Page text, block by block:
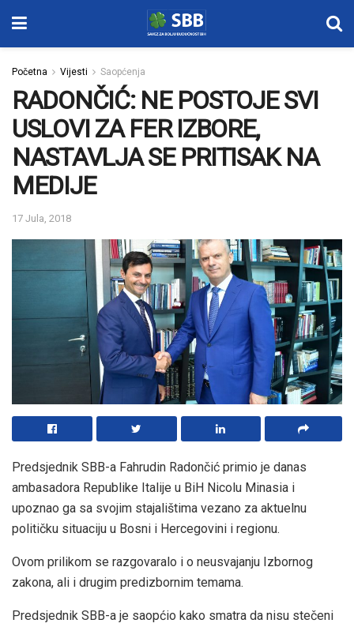
Početna Vijesti Saopćenja
RADONČIĆ: NE POSTOJE SVI
USLOVI ZA FER IZBORE,
NASTAVLJA SE PRITISAK NA
MEDIJE
17 Jula, 2018
Predsjednik SBB-a Fahrudin Radončić primio je danas
ambasadora Republike Italije u BiH Nicolu Minasia i
upoznao ga sa svojim stajalištima vezano za aktuelnu
političku situaciju u Bosni i Hercegovini i regionu.
Ovom prilikom se razgovaralo i o neusvajanju Izbornog
zakona, ali i drugim predizbornim temama.
Predsjednik SBB-a je saopćio kako smatra da nisu stečeni